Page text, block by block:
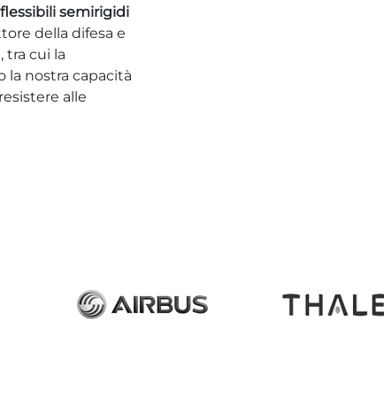
semirigidi
della difesa e
tra cui la
la nostra capacità
alle